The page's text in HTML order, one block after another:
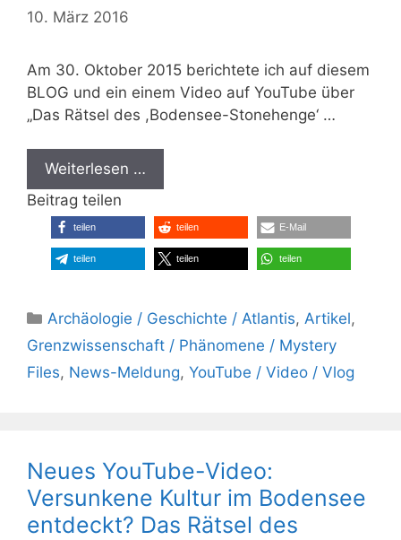
10. März 2016
Am 30. Oktober 2015 berichtete ich auf diesem
BLOG und ein einem Video auf YouTube über
„Das Rätsel des ,Bodensee-Stonehenge‘ …
Weiterlesen …
Beitrag teilen
teilen teilen E-Mail
teilen teilen teilen
Kategorien
Archäologie / Geschichte / Atlantis,Artikel,
Grenzwissenschaft / Phänomene / Mystery
Files, News-Meldung, YouTube / Video / Vlog
Neues YouTube-Video:
Versunkene Kultur im Bodensee
entdeckt? Das Rätsel des